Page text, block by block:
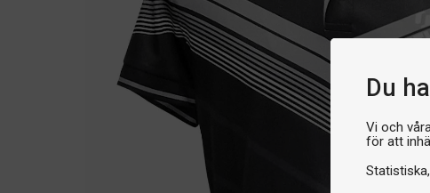
Du
Vi och
för att
Statistiska